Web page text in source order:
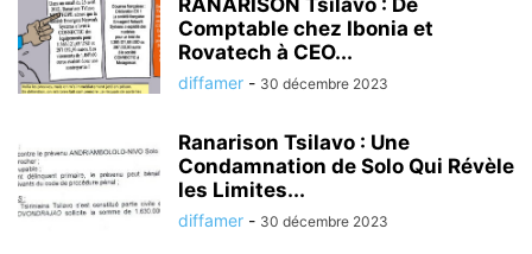
RANARISON Tsilavo : De
Comptable chez Ibonia et
Rovatech à CEO...
diffamer - 30 décembre 2023
Ranarison Tsilavo : Une
Condamnation de Solo Qui Révèle
les Limites...
diffamer - 30 décembre 2023